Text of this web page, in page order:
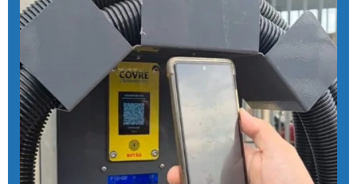
Aspirador de pó ideal para carros
Aspirador de pó industrial para carros
Aspirador de pó de moeda
Aspirador de pó self service
Aspirador para posto ficha
Aspirador para posto de gasolina